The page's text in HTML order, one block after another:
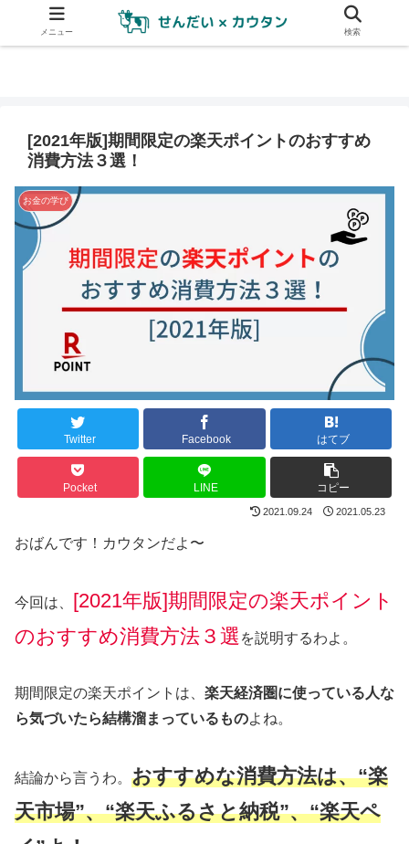
[2021年版]期間限定の楽天ポイントのおすすめ
消費方法３選！
お金の学び
Twitter Facebook はてブ
Pocket LINE コピー
2021.09.24 2021.05.23
おばんです！カウタンだよ〜
今回は、 [2021年版]期間限定の楽天ポイント
のおすすめ消費方法３選 を説明するわよ。
期間限定の楽天ポイントは、 楽天経済圏に使っている人な
ら気づいたら結構溜まっているものよね。
結論から言うわ。 おすすめな消費方法は、“楽
天市場”、“楽天ふるさと納税”、“楽天ペ
メニュー 検索